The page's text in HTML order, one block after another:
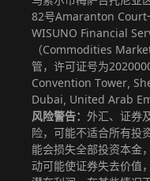
82号Amaranton Court
WISUNO Financial
（Commodities
管，许可证号为
Convention Tower,
Dubai, United Arab
风险警告： 外汇、证券
险，可能不适合所有投
能会损失全部投资本金
动可能使证券失去价值